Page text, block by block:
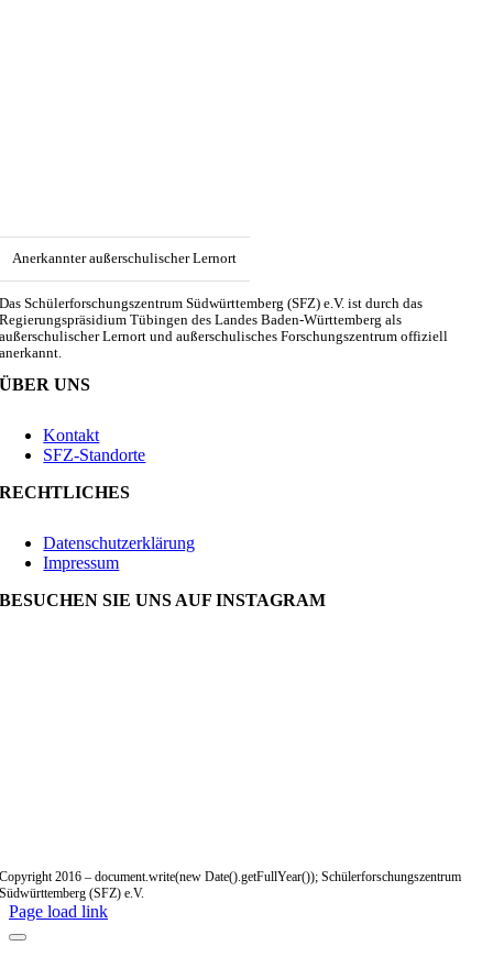
Anerkannter außerschulischer Lernort
Das Schülerforschungszentrum Südwürttemberg (SFZ) e.V. ist durch das
Regierungspräsidium Tübingen des Landes Baden-Württemberg als
außerschulischer Lernort und außerschulisches Forschungszentrum offiziell
anerkannt.
ÜBER UNS
Kontakt
SFZ-Standorte
RECHTLICHES
Datenschutzerklärung
Impressum
BESUCHEN SIE UNS AUF INSTAGRAM
Copyright 2016 – document.write(new Date().getFullYear()); Schülerforschungszentrum
Südwürttemberg (SFZ) e.V.
Page load link